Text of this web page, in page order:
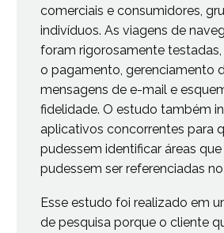
comerciais e consumidores,
indivíduos. As viagens de
foram rigorosamente
o pagamento, gerenciamento
mensagens de e-mail e
fidelidade. O estudo também
aplicativos concorrentes para
pudessem identificar áreas
pudessem ser referenciadas
Esse estudo foi realizado em
de pesquisa porque o cliente